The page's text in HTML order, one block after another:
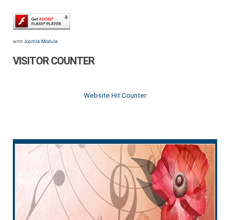
wmt Joomla Module
VISITOR COUNTER
Website Hit Counter